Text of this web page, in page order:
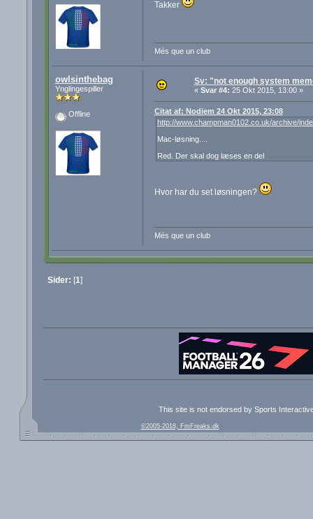
Takker
Més que un club
owlsinthebag
Ynglingespiller
Offline
Sv: "not enough system
« Svar #4: 25 Okt 2015, 13:00 »
Citat af: Nodiem 24 Okt 2015, 23:08
http://www.champman0102.co.uk/archive/
Mac-løsning....
Red. Der skal dog læses en del
Hvor har du set løsningen?
Més que un club
Sider: [1]
This site is not endorsed by Sports
©2005-2018, FmFreaks.dk